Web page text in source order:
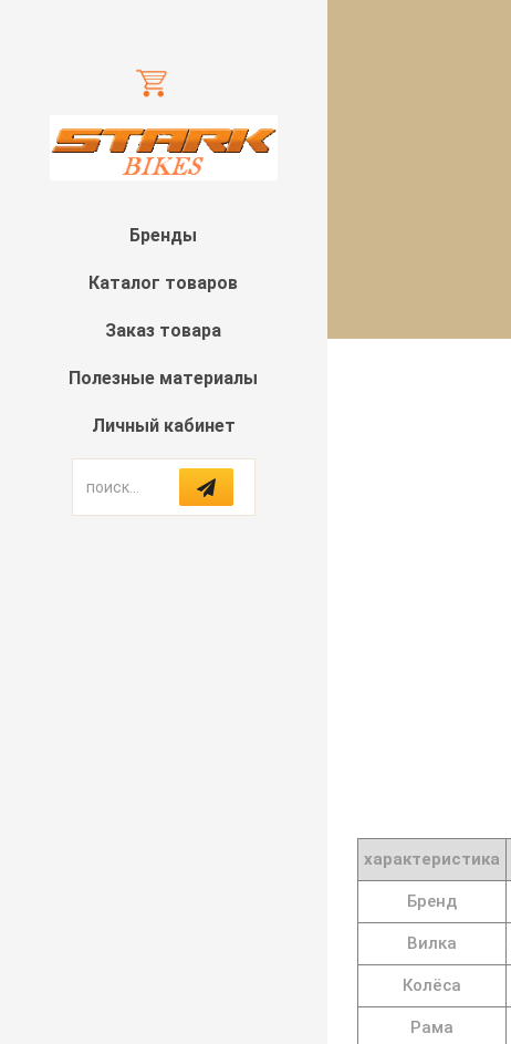
Бренды
Каталог товаров
Заказ товара
Полезные материалы
Личный кабинет
характеристика
Бренд
Вилка
Колёса
Рама